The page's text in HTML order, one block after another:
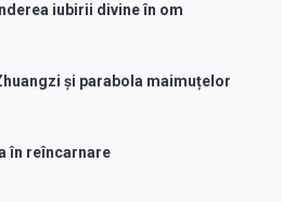
iubirii divine în om
și parabola maimuțelor
în reîncarnare